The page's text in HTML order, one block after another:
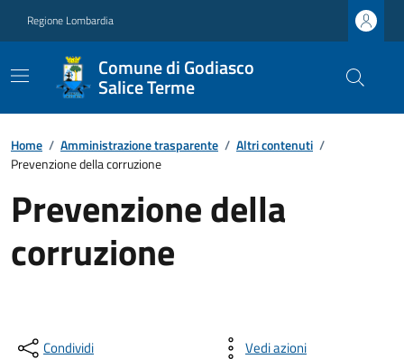
Regione Lombardia
Comune di Godiasco
Salice Terme
Home / Amministrazione trasparente / Altri contenuti /
Prevenzione della corruzione
Prevenzione della
corruzione
Condividi Vedi azioni